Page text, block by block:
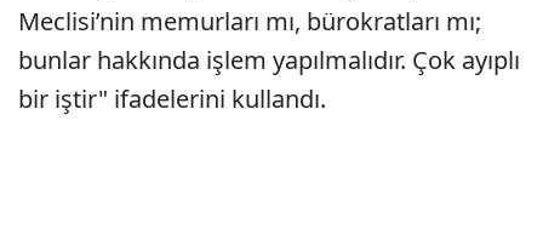
Meclisi’nin memurları mı, bürokratları mı;
bunlar hakkında işlem yapılmalıdır. Çok ayıplı
bir iştir" ifadelerini kullandı.